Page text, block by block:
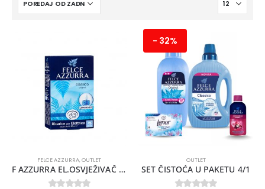
FELCE AZZURRA,OUTLET
F AZZURRA EL.OSVJEŽIVAČ REFIL CLASSIC 20ML
- 32%
OUTLET
SET ČISTOĆA U PAKETU 4/1